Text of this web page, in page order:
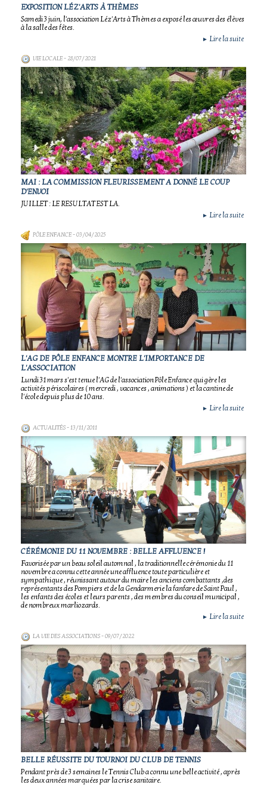
EXPOSITION LÉZ'ARTS À THÈMES
Samedi 3 juin, l'association Léz'Arts à Thèmes a exposé les œuvres des élèves
à la salle des fêtes.
► Lire la suite
VIE LOCALE- 28/07/2021
MAI : LA COMMISSION FLEURISSEMENT A DONNÉ LE COUP
D'ENVOI
JUILLET : LE RESULTAT EST LA.
► Lire la suite
PÔLE ENFANCE- 03/04/2025
L'AG DE PÔLE ENFANCE MONTRE L'IMPORTANCE DE
L'ASSOCIATION
Lundi 31 mars s'est tenue l'AG de l'association Pôle Enfance qui gère les
activités périscolaires ( mercredi , vacances , animations ) et la cantine de
l'école depuis plus de 10 ans.
► Lire la suite
ACTUALITÉS- 13/11/2011
CÉRÉMONIE DU 11 NOVEMBRE : BELLE AFFLUENCE !
Favorisée par un beau soleil automnal , la traditionnelle cérémonie du 11
novembre a connu cette année une affluence toute particulière et
sympathique , réunissant autour du maire les anciens combattants ,des
représentants des Pompiers et de la Gendarmerie la fanfare de Saint Paul ,
les enfants des écoles et leurs parents , des membres du conseil municipal ,
de nombreux marliozards.
► Lire la suite
LA VIE DES ASSOCIATIONS- 09/07/2022
BELLE RÉUSSITE DU TOURNOI DU CLUB DE TENNIS
Pendant près de 3 semaines le Tennis Club a connu une belle activité , après
les deux années marquées par la crise sanitaire.